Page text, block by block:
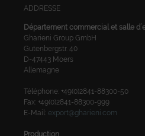
ADDRESSE
Département commercial et salle
Gharieni Group GmbH
Gutenbergstr. 40
D-47443 Moers
Allemagne
Téléphone: +49(0)2841-88300-50
Fax: +49(0)2841-88300-999
E-Mail: export@gharieni.com
Production